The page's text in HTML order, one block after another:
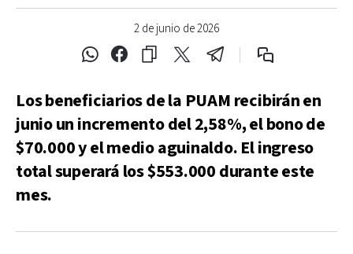
2 de junio de 2026
Los beneficiarios de la PUAM recibirán en
junio un incremento del 2,58%, el bono de
$70.000 y el medio aguinaldo. El ingreso
total superará los $553.000 durante este
mes.